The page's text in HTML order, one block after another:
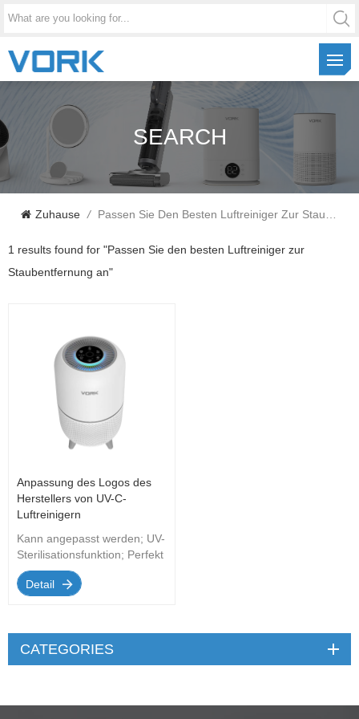
SEARCH
Zuhause / Passen Sie Den Besten Luftreiniger Zur Staubentfernung An
1 results found for "Passen Sie den besten Luftreiniger zur
Staubentfernung an"
Anpassung des Logos des
Herstellers von UV-C-
Luftreinigern
Kann angepasst werden; UV-
Sterilisationsfunktion; Perfekt
f&uuml;r Arbeitszimmer und
Schlafzimmer
Detail
CATEGORIES